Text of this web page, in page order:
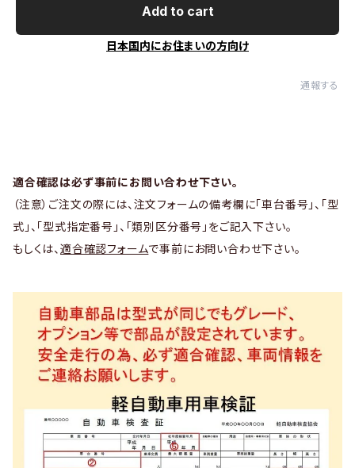
Add to cart
日本国内にお住まいの方向け
通報する
適合確認は必ず事前にお問い合わせ下さい。
（注意）ご注文の際には、注文フォームの備考欄に「車台番号」、「型
式」、「型式指定番号」、「類別区分番号」をご記入下さい。
もしくは、 適合確認フォームで事前にお問い合わせ下さい。